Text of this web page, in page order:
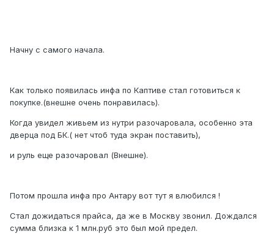
Начну с самого начала.
Как только появилась инфа по Каптиве стал готовиться к
покупке.(внешне очень понравилась).
Когда увидел живьем из нутри разочаровала, особенно эта
дверца под БК.( нет чтоб туда экран поставить),
и руль еще разочаровал (Внешне).
Потом прошла инфа про Антару вот тут я влюбился !
Стал дожидаться прайса, да же в Москву звонил. Дождался
сумма близка к 1 млн.руб это был мой предел.